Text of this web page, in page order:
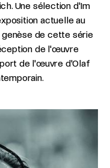
Une sélection d'Im
actuelle au
genèse de cette série
de l'œuvre
de l'œuvre d'Olaf